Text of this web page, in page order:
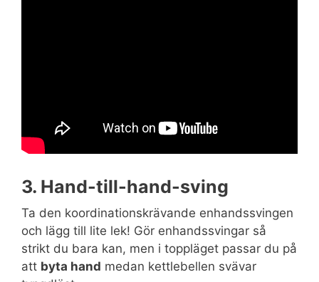
3. Hand-till-hand-sving
Ta den koordinationskrävande enhandssvingen
och lägg till lite lek! Gör enhandssvingar så
strikt du bara kan, men i toppläget passar du på
att byta hand medan kettlebellen svävar